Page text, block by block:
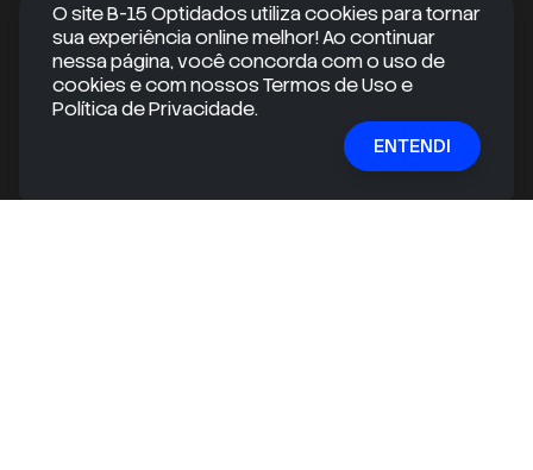
RECEBA CONTEÚDOS EXCLUSIVOS
Quer se manter informado e ir além do óbvio?
iOS
O site B-15 Optidados utiliza cookies para tornar
sua experiência online melhor! Ao continuar
nessa página, você concorda com o uso de
cookies e com nossos Termos de Uso e
Política de Privacidade.
ENTENDI